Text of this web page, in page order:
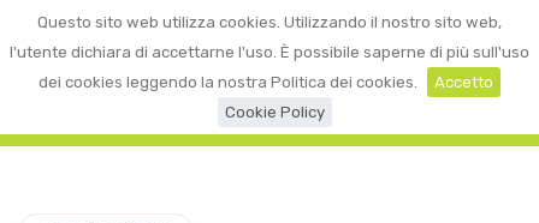
Questo sito web utilizza cookies. Utilizzando il nostro sito web,
l'utente dichiara di accettarne l'uso. È possibile saperne di più sull'uso
dei cookies leggendo la nostra Politica dei cookies.
Accetto
Cookie Policy
☰ 0